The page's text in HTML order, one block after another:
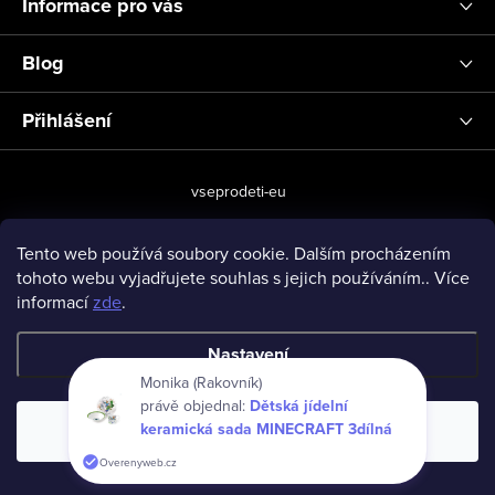
Tento web používá soubory cookie. Dalším procházením
tohoto webu vyjadřujete souhlas s jejich používáním.. Více
informacízde.
Nastavení
Souhlasím
Blog
Přihlášení
vseprodeti-eu
Copyright 2026www.vseprodeti.eu. Všechna práva vyhrazena.
Monika (Rakovník)
právě objednal: Dětská jídelní
keramická sada MINECRAFT 3dílná
Overenyweb.cz